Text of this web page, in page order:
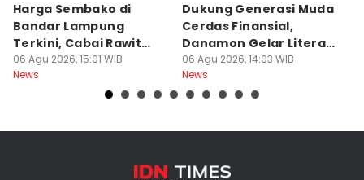
Harga Sembako di
Bandar Lampung
Terkini, Cabai Rawit
Naik?
06 Agu 2026, 15:01 WIB
News
Dukung Generasi Muda
Cerdas Finansial,
Danamon Gelar Literasi
Keuangan
06 Agu 2026, 14:03 WIB
News